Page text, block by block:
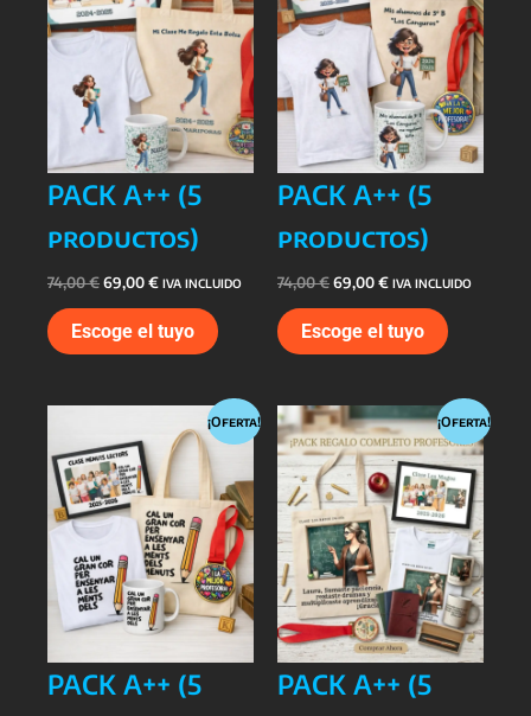
PACK A++ (5
productos)
74,00€El
era:
74,00 €.
69,00€El
actual
es:
69,00 €.
IVA INCLUIDO
Escoge el tuyo
producto
variantes.
Las
opciones
se
pueden
elegir
en
la
página
de
producto
PACK A++ (5
productos)
74,00€El
era:
74,00 €.
69,00€El
actual
es:
69,00 €.
IVA INCLUIDO
Escoge el tuyo
producto
Las
opciones
se
pueden
elegir
en
la
página
de
¡Oferta!
PACK A++ (5
¡Oferta!
PACK A++ (5